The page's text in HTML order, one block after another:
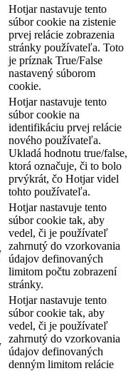
Hotjar nastavuje tento
súbor cookie na zistenie
prvej relácie zobrazenia
stránky používateľa. Toto
je príznak True/False
nastavený súborom
cookie.
Hotjar nastavuje tento
súbor cookie na
identifikáciu prvej relácie
nového používateľa.
Ukladá hodnotu true/false,
ktorá označuje, či to bolo
prvýkrát, čo Hotjar videl
tohto používateľa.
Hotjar nastavuje tento
súbor cookie tak, aby
vedel, či je používateľ
zahrnutý do vzorkovania
údajov definovaných
limitom počtu zobrazení
stránky.
Hotjar nastavuje tento
súbor cookie tak, aby
vedel, či je používateľ
zahrnutý do vzorkovania
údajov definovaných
denným limitom relácie